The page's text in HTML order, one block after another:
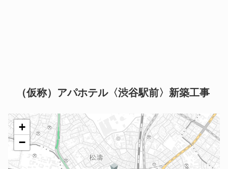
（仮称）アパホテル〈渋谷駅前〉新築工事
+
−